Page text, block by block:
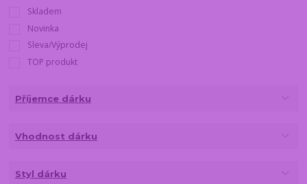
Skladem
Novinka
Sleva/Výprodej
TOP produkt
Příjemce dárku
Vhodnost dárku
Styl dárku